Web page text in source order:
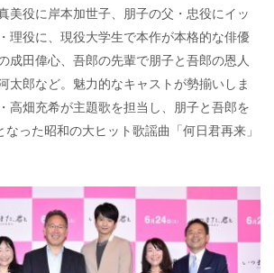
美役に岸本加世子、朋子の父・忠役にイッ
理役に、現役大学生で本作が本格的な俳優
成田偉心、吾郎の先輩で朋子と吾郎の恩人
太郎など。魅力的なキャストが勢揃いしま
高畑充希が主題歌を担当し、朋子と吾郎を
なった昭和の大ヒット歌謡曲「何日君再来」